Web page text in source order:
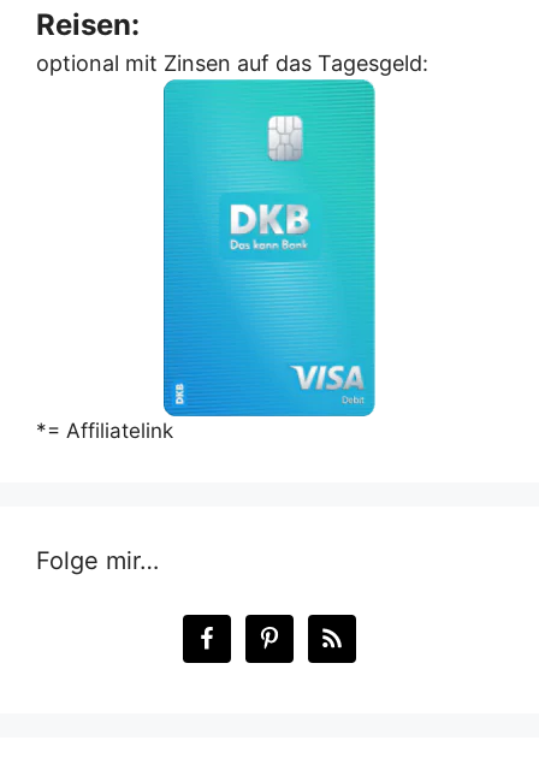
Reisen:
optional mit Zinsen auf das Tagesgeld:
*= Affiliatelink
Folge mir…